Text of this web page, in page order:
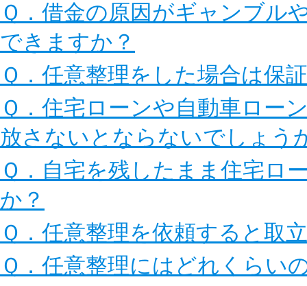
Ｑ．借金の原因がギャンブル
できますか？
Ｑ．任意整理をした場合は保
Ｑ．住宅ローンや自動車ロー
放さないとならないでしょう
Ｑ．自宅を残したまま住宅ロ
か？
Ｑ．任意整理を依頼すると取
Ｑ．任意整理にはどれくらい